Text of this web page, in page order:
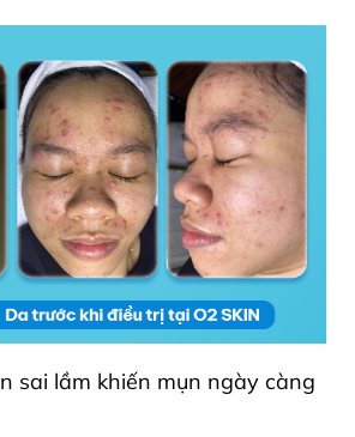
sai lầm khiến mụn ngày càng